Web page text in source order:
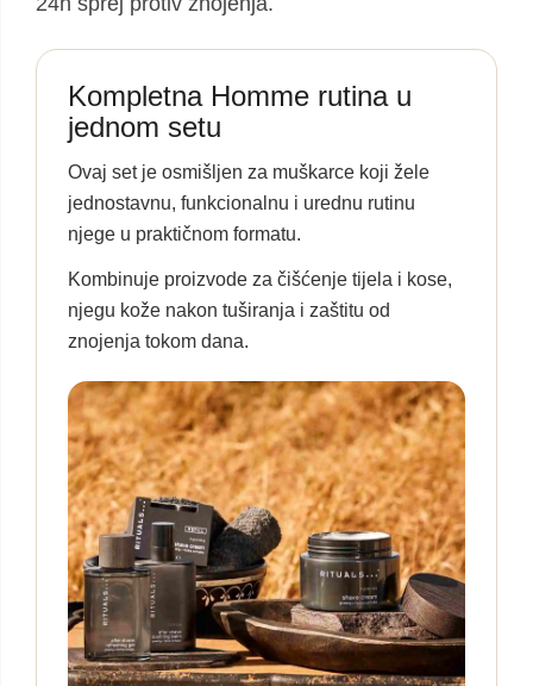
Kompletna Homme rutina u
jednom setu
Ovaj set je osmišljen za muškarce koji žele
jednostavnu, funkcionalnu i urednu rutinu
njege u praktičnom formatu.
Kombinuje proizvode za čišćenje tijela i kose,
njegu kože nakon tuširanja i zaštitu od
znojenja tokom dana.